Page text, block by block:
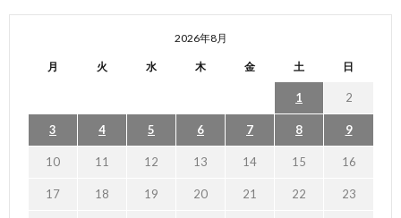
2026年8月
月 火 水 木 金 土 日
1 2
3 4 5 6 7 8 9
10 11 12 13 14 15 16
17 18 19 20 21 22 23